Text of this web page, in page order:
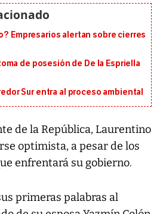
Empresarios alertan sobre cierres
de posesión de De la Espriella
Sur entra al proceso ambiental
de la República, Laurentino
optimista, a pesar de los
enfrentará su gobierno.
primeras palabras al